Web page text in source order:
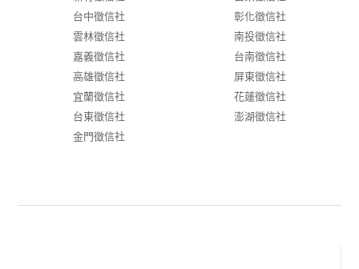
台中徵信社
彰化徵信社
雲林徵信社
南投徵信社
嘉義徵信社
台南徵信社
高雄徵信社
屏東徵信社
宜蘭徵信社
花蓮徵信社
台東徵信社
澎湖徵信社
金門徵信社